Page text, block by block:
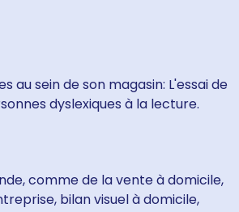
au sein de son magasin: L'essai de
dyslexiques à la lecture.
comme de la vente à domicile,
bilan visuel à domicile,